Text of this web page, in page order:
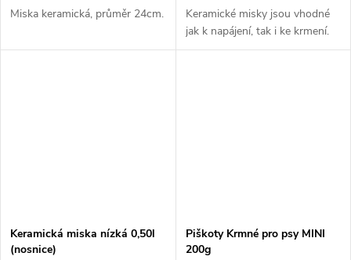
Miska keramická, průměr 24cm.
Keramické misky jsou vhodné
jak k napájení, tak i ke krmení.
Keramická miska nízká 0,50l
(nosnice)
Piškoty Krmné pro psy MINI
200g